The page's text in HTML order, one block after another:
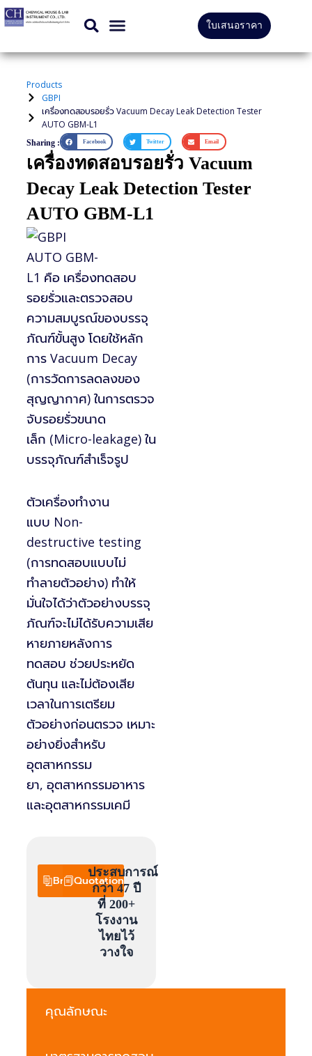
Skip
to
content
ใบเสนอราคา
Products
GBPI
เครื่องทดสอบรอยรั่ว Vacuum Decay Leak Detection Tester
AUTO GBM-L1
Sharing : Facebook Twitter Email
เครื่องทดสอบรอยรั่ว Vacuum
Decay Leak Detection Tester
AUTO GBM-L1
AUTO GBM-
L1 คือ เครื่องทดสอบ
รอยรั่วและตรวจสอบ
ความสมบูรณ์ของบรรจุ
ภัณฑ์ขั้นสูง โดยใช้หลัก
การVacuum Decay
(การวัดการลดลงของ
สุญญากาศ)ในการตรวจ
จับรอยรั่วขนาด
เล็ก (Micro-leakage)ใน
บรรจุภัณฑ์สำเร็จรูป
ตัวเครื่องทำงาน
แบบ Non-
destructive testing
(การทดสอบแบบไม่
ทำลายตัวอย่าง)ทำให้
มั่นใจได้ว่าตัวอย่างบรรจุ
ภัณฑ์จะไม่ได้รับความเสีย
หายภายหลังการ
ทดสอบ ช่วยประหยัด
ต้นทุน และไม่ต้องเสีย
เวลาในการเตรียม
ตัวอย่างก่อนตรวจ เหมาะ
อย่างยิ่งสำหรับ
อุตสาหกรรม
ยา, อุตสาหกรรมอาหาร
และอุตสาหกรรมเคมี
Brochure
Quotation
ประสบการณ์
กว่า 47 ปี
ที่ 200+
โรงงาน
ไทยไว้
วางใจ
คุณลักษณะ